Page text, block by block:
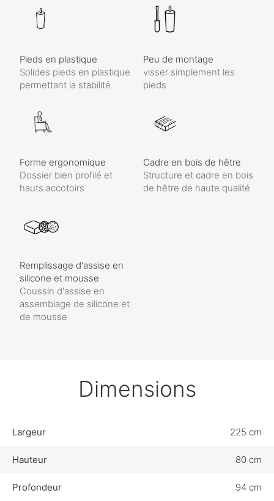
Pieds en plastique
Solides pieds en plastique
permettant la stabilité
Peu de montage
visser simplement les
pieds
Forme ergonomique
Dossier bien profilé et
hauts accotoirs
Cadre en bois de hêtre
Structure et cadre en bois
de hêtre de haute qualité
Remplissage d'assise en
silicone et mousse
Coussin d'assise en
assemblage de silicone et
de mousse
Dimensions
Largeur 225 cm
Hauteur 80 cm
Profondeur 94 cm